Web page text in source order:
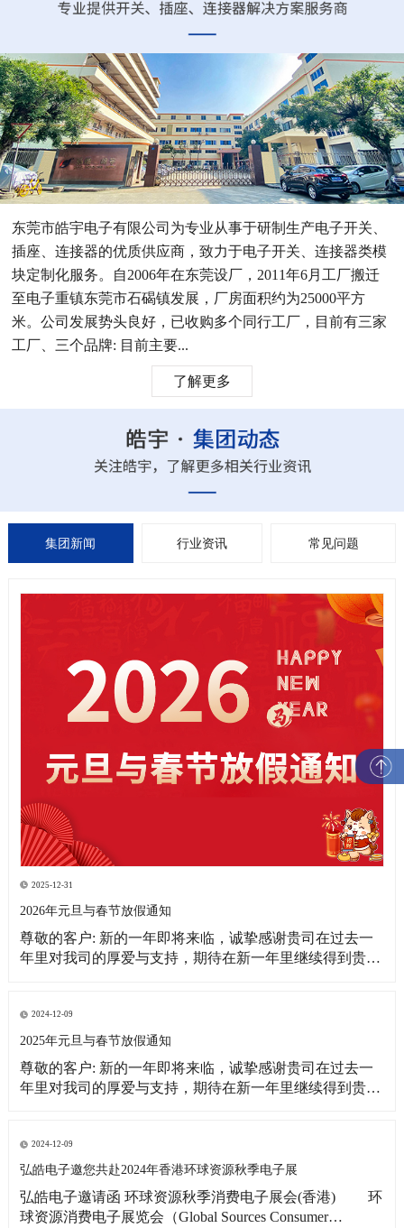
东莞市皓宇电子有限公司为专业从事于研制生产电子开关、
插座、连接器的优质供应商，致力于电子开关、连接器类模
块定制化服务。自2006年在东莞设厂，2011年6月工厂搬迁
至电子重镇东莞市石碣镇发展，厂房面积约为25000平方
米。公司发展势头良好，已收购多个同行工厂，目前有三家
工厂、三个品牌: 目前主要...
了解更多
集团新闻 行业资讯 常见问题
2025-12-31
2026年元旦与春节放假通知
尊敬的客户: 新的一年即将来临，诚挚感谢贵司在过去一
年里对我司的厚爱与支持，期待在新一年里继续得到贵司
单需求，提前做好春节期间物料准备工作，现将我司放假
相关事宜通知如下: 1、元旦放假
2024-12-09
2025年元旦与春节放假通知
尊敬的客户: 新的一年即将来临，诚挚感谢贵司在过去一
年里对我司的厚爱与支持，期待在新一年里继续得到贵司
求，提前做好春节期间物料准备工作，现将我司放假相关
事宜通知如下: 1、元旦放假时间：2025
2024-12-09
弘皓电子邀您共赴2024年香港环球资源秋季电子展
弘皓电子邀请函 环球资源秋季消费电子展会(香港) 环
球资源消费电子展览会（Global Sources Consumer